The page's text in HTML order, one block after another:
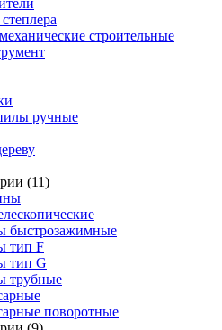
строительные
ручные
(11)
быстрозажимные
тип F
тип G
трубные
поворотные